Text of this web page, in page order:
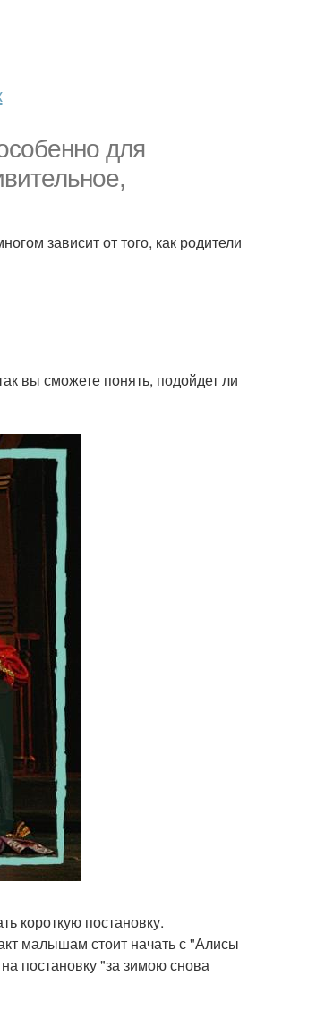
для
зависит от того, как родители
вы сможете понять, подойдет ли
короткую постановку.
малышам стоит начать с "Алисы
постановку "за зимою снова